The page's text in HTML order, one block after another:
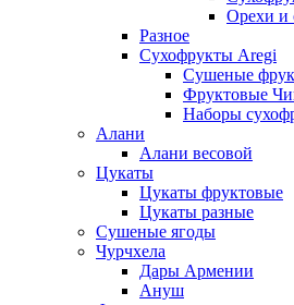
Орехи и
Разное
Сухофрукты Aregi
Сушеные
Фруктовые
Наборы
Алани
Алани весовой
Цукаты
Цукаты фруктовые
Цукаты разные
Сушеные ягоды
Чурчхела
Дары Армении
Ануш